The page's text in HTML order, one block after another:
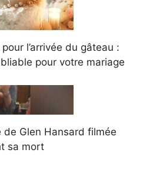
l’arrivée du gâteau :
pour votre mariage
Glen Hansard filmée
sa mort